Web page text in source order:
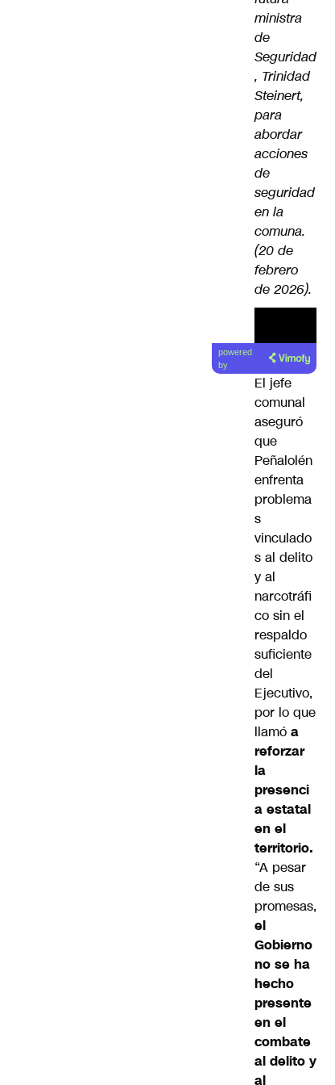
ministra
de
Seguridad
, Trinidad
Steinert,
para
abordar
acciones
de
seguridad
en la
comuna.
(20 de
febrero
de 2026).
powered
by
El jefe
comunal
aseguró
que
Peñalolén
enfrenta
problema
s
vinculado
s al delito
y al
narcotráfi
co sin el
respaldo
suficiente
del
Ejecutivo,
por lo que
llamó a
reforzar
la
presenci
a estatal
en el
territorio.
“A pesar
de sus
promesas,
el
Gobierno
no se ha
hecho
presente
en el
combate
al delito y
al